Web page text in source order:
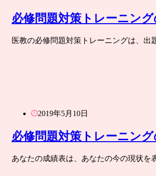
必修問題対策トレーニン
医教の必修問題対策トレーニングは、
2019年5月10日
必修問題対策トレーニン
あなたの成績表は、あなたの今の現状